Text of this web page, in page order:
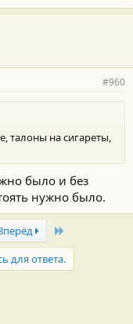
#960
талоны на сигареты,
было и без
нужно было.
для ответа.